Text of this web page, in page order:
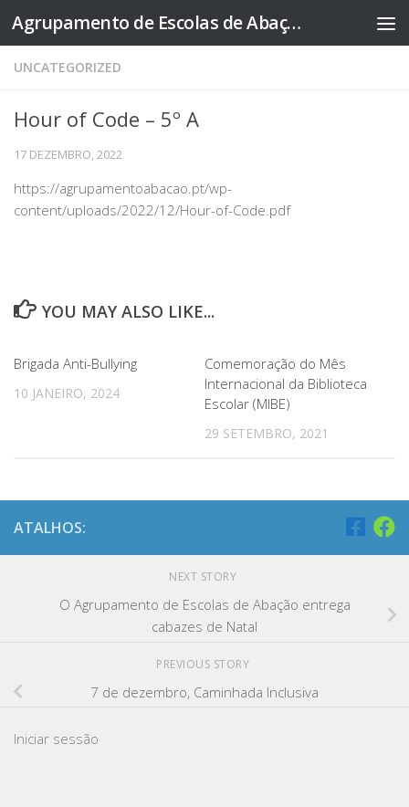
Skip to content Agrupamento de Escolas de Abação
UNCATEGORIZED
Hour of Code – 5º A
17 DEZEMBRO, 2022
https://agrupamentoabacao.pt/wp-
content/uploads/2022/12/Hour-of-Code.pdf
YOU MAY ALSO LIKE...
Brigada Anti-Bullying
10 JANEIRO, 2024
Comemoração do Mês
Internacional da Biblioteca
Escolar (MIBE)
29 SETEMBRO, 2021
ATALHOS:
NEXT STORY
O Agrupamento de Escolas de Abação entrega
cabazes de Natal
PREVIOUS STORY
7 de dezembro, Caminhada Inclusiva
Iniciar sessão